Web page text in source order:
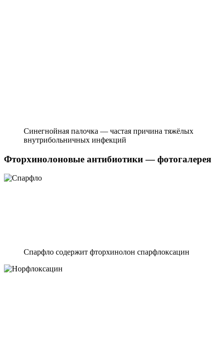
Синегнойная палочка — частая причина тяжёлых
внутрибольничных инфекций
Фторхинолоновые антибиотики — фотогалерея
Спарфло содержит фторхинолон спарфлоксацин